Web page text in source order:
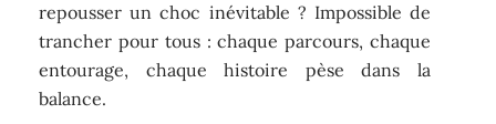
repousser un choc inévitable ? Impossible de
trancher pour tous : chaque parcours, chaque
entourage, chaque histoire pèse dans la
balance.